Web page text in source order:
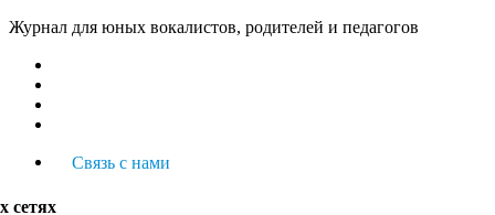
Журнал для юных вокалистов, родителей и педагогов
Связь с нами
сетях